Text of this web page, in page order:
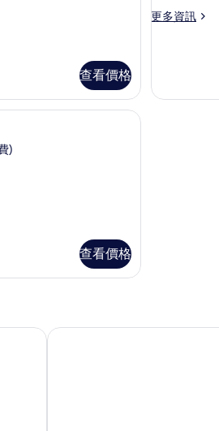
查看價格
所
片
更多資訊
更
詳
情
)
查看價格
by Anook 飯店
東京Stay Passport Ryokan首